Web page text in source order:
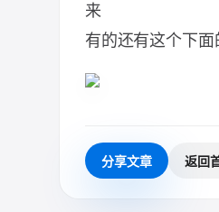
来
有的还有这个下
分享文章 返回